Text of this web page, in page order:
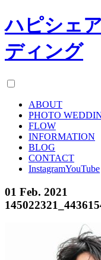
ハピシェ
ディング
ABOUT
PHOTO
FLOW
INFORMATION
BLOG
CONTACT
InstagramYouTube
01 Feb. 2021